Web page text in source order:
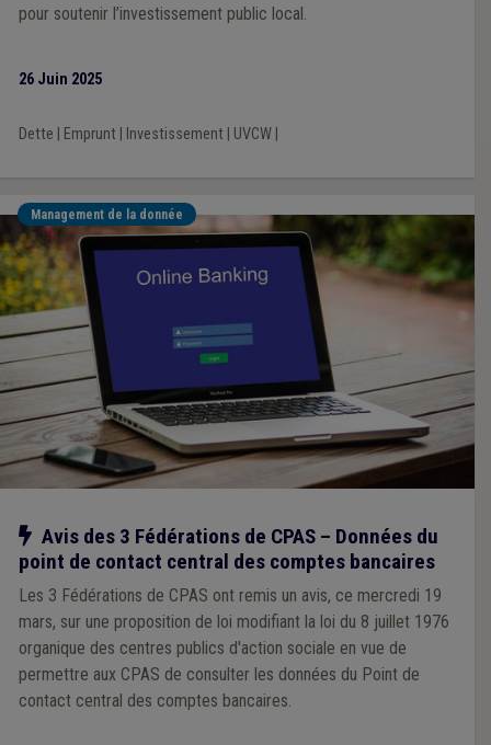
pour soutenir l’investissement public local.
26 Juin 2025
Dette Emprunt| Investissement| UVCW|
Management de la donnée
Notre action
Avis des 3 Fédérations de CPAS – Données du
point de contact central des comptes bancaires
Les 3 Fédérations de CPAS ont remis un avis, ce mercredi 19
mars, sur une proposition de loi modifiant la loi du 8 juillet 1976
organique des centres publics d'action sociale en vue de
permettre aux CPAS de consulter les données du Point de
contact central des comptes bancaires.